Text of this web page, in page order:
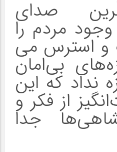
صدای
مردم را
و استرس می
بی‌امان
نداد که این
از فکر و
جدا